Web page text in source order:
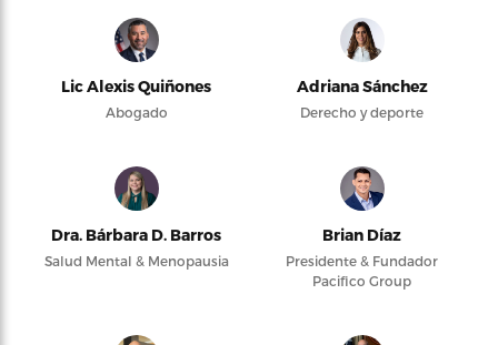
Lic Alexis Quiñones
Abogado
Adriana Sánchez
Derecho y deporte
Dra. Bárbara D. Barros
Salud Mental & Menopausia
Brian Díaz
Presidente & Fundador
Pacifico Group